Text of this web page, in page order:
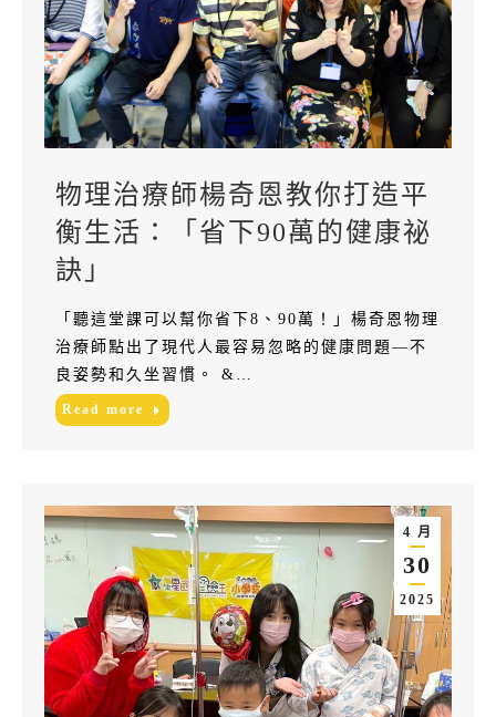
物理治療師楊奇恩教你打造平
衡生活：「省下90萬的健康祕
訣」
「聽這堂課可以幫你省下8、90萬！」楊奇恩物理
治療師點出了現代人最容易忽略的健康問題—不
良姿勢和久坐習慣。 &…
Read more
4 月
30
2025